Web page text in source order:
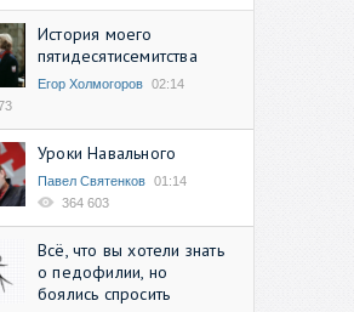
История моего
пятидесятисемитства
Егор Холмогоров 02:14
Уроки Навального
Павел Святенков 01:14
364 603
Всё, что вы хотели знать
о педофилии, но
боялись спросить